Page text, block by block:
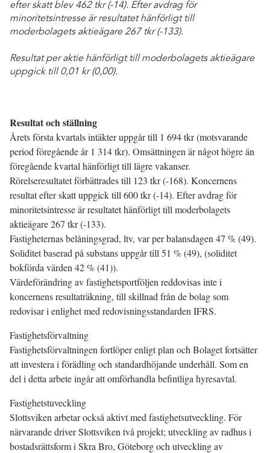
efter skatt blev 462 tkr (-14). Efter avdrag för
minoritetsintresse är resultatet hänförligt till
moderbolagets aktieägare 267 tkr (-133).
Resultat per aktie hänförligt till moderbolagets aktieägare
uppgick till 0,01 kr (0,00).
Resultat och ställning
Årets första kvartals intäkter uppgår till 1 694 tkr (motsvarande
period föregående år 1 314 tkr). Omsättningen är något högre än
föregående kvartal hänförligt till lägre vakanser.
Rörelseresultatet förbättrades till 123 tkr (-168). Koncernens
resultat efter skatt uppgick till 600 tkr (-14). Efter avdrag för
minoritetsintresse är resultatet hänförligt till moderbolagets
aktieägare 267 tkr (-133).
Fastigheternas belåningsgrad, ltv, var per balansdagen 47 % (49).
Soliditet baserad på substans uppgår till 51 % (49), (soliditet
bokförda värden 42 % (41)).
Värdeförändring av fastighetsportföljen reddovisas inte i
koncernens resultaträkning, till skillnad från de bolag som
redovisar i enlighet med redovisningsstandarden IFRS.
Fastighetsförvaltning
Fastighetsförvaltningen fortlöper enligt plan och Bolaget fortsätter
att investera i förädling och standardhöjande underhåll. Som en
del i detta arbete ingår att omförhandla befintliga hyresavtal.
Fastighetstuveckling
Slottsviken arbetar också aktivt med fastighetsutveckling. För
närvarande driver Slottsviken två projekt; utveckling av radhus i
bostadsrättsform i Skra Bro, Göteborg och utveckling av